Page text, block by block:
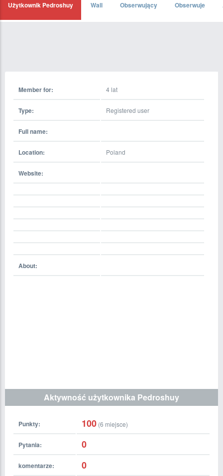
Użytkownik Pedroshuy Wall Obserwujący Obserwuje
Member for: 4 lat
Type: Registered user
Full name:
Location: Poland
Website:
About:
Aktywność użytkownika Pedroshuy
Punkty: 100 (6 miejsce)
Pytania: 0
komentarze: 0